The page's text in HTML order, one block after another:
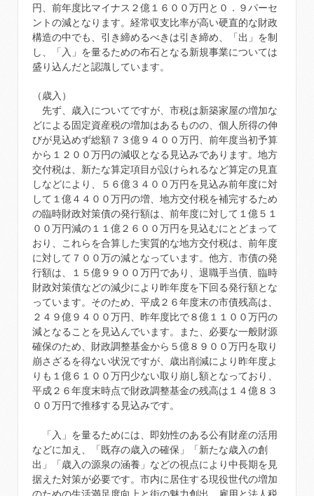
円、前年度比マイナス２億１６００万円と０．９パーセ
ントの減となります。経常収支比率が高い硬直的な財政
構造の中でも、引き締めるべきは引き締め、「出」を制
し、「入」を量るための布石となる新規事業については
盛り込んだと認識しています。
（歳入）
先ず、歳入についてですが、市税は新築家屋の増加な
どによる固定資産税の増加はあるものの、個人所得の伸
びが見込めず総額７３億９４００万円、前年度当初予算
から１２００万円の減収となる見込みであります。地方
交付税は、新たな算定項目が設けられるなど算定の見直
しなどにより、５６億３４００万円を見込み前年度に対
して１億４４００万円の増、地方交付税を補完するため
の臨時財政対策債の発行額は、前年度に対して１億５１
００万円減の１１億２６００万円を見込むにとどまって
おり、これらを合算した実質的な地方交付税は、前年度
に対して７００万の減となっています。他方、市債の発
行額は、１５億９９００万円であり、退職手当債、臨時
財政対策債などの減少により昨年度を下回る発行額とな
っています。そのため、平成２６年度末の市債残高は、
２４９億９４００万円、昨年度比で８億１１００万円の
減となることを見込んでいます。また、必要な一般財源
確保のため、財政調整基金から５億８９００万円を取り
崩さざるを得ない状況ですが、歳出削減により昨年度よ
りも１億６１００万円少ない取り崩し額となっており、
平成２６年度末時点で財政調整基金の残高は１４億８３
００万円で推移する見込みです。
「入」を量るためには、即効性のある公有財産の活用
などに加え、「既存の歳入の確保」「新たな歳入の創
出」「歳入の源泉の涵養」などの視点により中長期を見
据えた対策が必要です。市内に居住する現役世代の増加